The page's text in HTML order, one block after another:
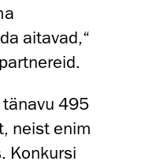
aitavad,“
495
neist enim
Konkursi